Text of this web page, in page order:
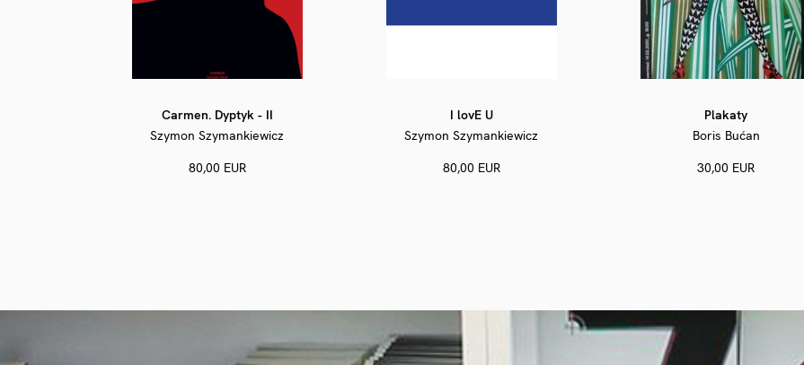
Carmen. Dyptyk - II
Szymon Szymankiewicz
80,00 EUR
I lovE U
Szymon Szymankiewicz
80,00 EUR
Plakaty
Boris Bućan
30,00 EUR